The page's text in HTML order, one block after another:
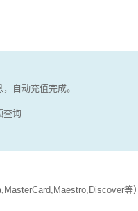
自动充值完成。
查询
等）